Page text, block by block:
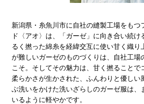
セイコー〉マウリッツハイス美術館公認フェ
ランド
集
新潟県・糸魚川市に自社の縫製工場をもつ
ド〈アオ〉は、「ガーゼ」に向き合い続け
るく撚った綿糸を経緯交互に使い甘く織り
が難しいガーゼのものづくりは、自社工場
こそ。そしてその魅力は、甘く撚ることで
柔らかさが生かされた、ふんわりと優しい
ぶ洗いをかけた洗いざらしのガーゼ服は、
いるように軽やかです。